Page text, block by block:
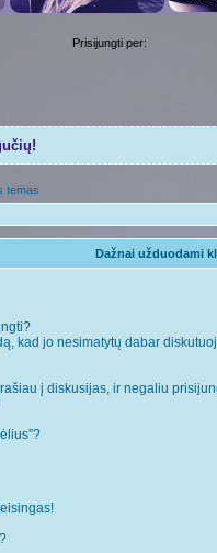
Prisijungti per:
temas
Dažnai užduodami
kad jo nesimatytų dabar
į diskusijas, ir negaliu